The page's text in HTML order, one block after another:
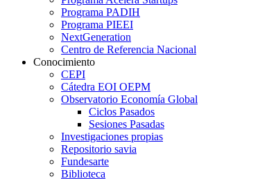
Programa PADIH
Programa PIEEI
NextGeneration
Centro de Referencia Nacional
Conocimiento
CEPI
Cátedra EOI OEPM
Observatorio Economía Global
Ciclos Pasados
Sesiones Pasadas
Investigaciones propias
Repositorio savia
Fundesarte
Biblioteca